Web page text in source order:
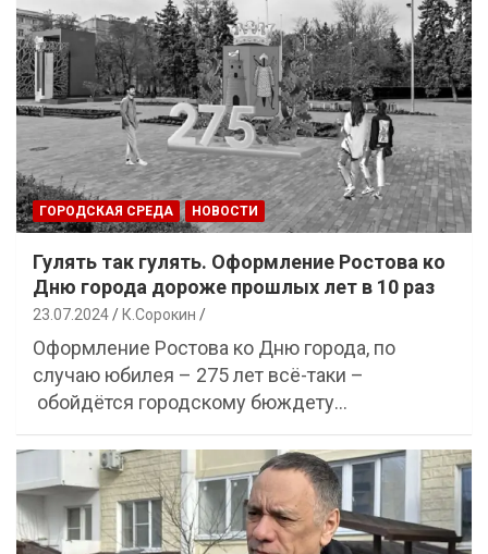
ГОРОДСКАЯ СРЕДА НОВОСТИ
Гулять так гулять. Оформление Ростова ко
Дню города дороже прошлых лет в 10 раз
23.07.2024 К.Сорокин
Оформление Ростова ко Дню города, по
случаю юбилея – 275 лет всё-таки –
обойдётся городскому бюждету…